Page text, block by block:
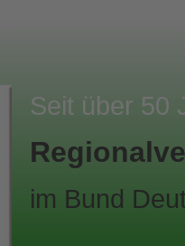
Seit über 50
im Bund